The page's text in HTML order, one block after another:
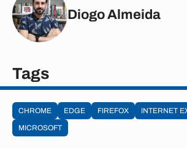
Diogo Almeida
Tags
CHROME EDGE FIREFOX
INTERNET
MICROSOFT